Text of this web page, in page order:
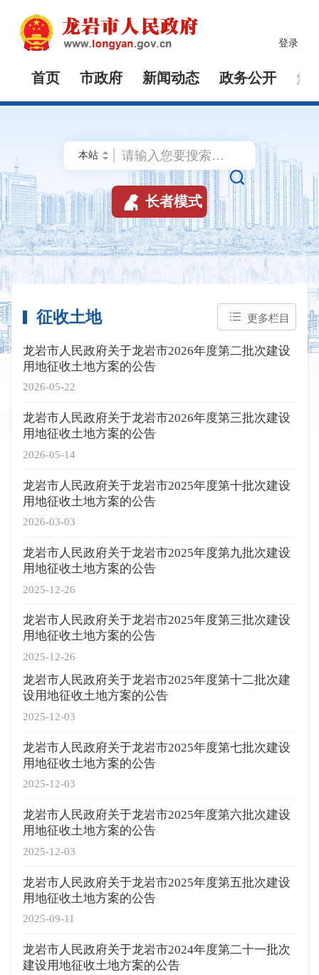
登录
首页 市政府 新闻动态 政务公开 解

 长者模式
征收土地 更多栏目
2026-05-22
龙岩市人民政府关于龙岩市2026年度第二批次建设
用地征收土地方案的公告
2026-05-14
龙岩市人民政府关于龙岩市2026年度第三批次建设
用地征收土地方案的公告
2026-03-03
龙岩市人民政府关于龙岩市2025年度第十批次建设
用地征收土地方案的公告
2025-12-26
龙岩市人民政府关于龙岩市2025年度第九批次建设
用地征收土地方案的公告
2025-12-26
龙岩市人民政府关于龙岩市2025年度第三批次建设
用地征收土地方案的公告
2025-12-03
龙岩市人民政府关于龙岩市2025年度第十二批次建
设用地征收土地方案的公告
2025-12-03
龙岩市人民政府关于龙岩市2025年度第七批次建设
用地征收土地方案的公告
2025-12-03
龙岩市人民政府关于龙岩市2025年度第六批次建设
用地征收土地方案的公告
2025-09-11
龙岩市人民政府关于龙岩市2025年度第五批次建设
用地征收土地方案的公告
龙岩市人民政府关于龙岩市2024年度第二十一批次
建设用地征收土地方案的公告